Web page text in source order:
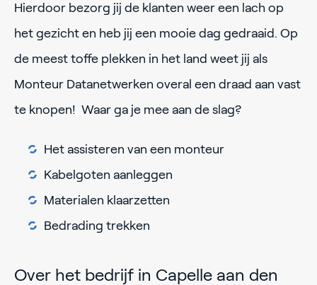
Hierdoor bezorg jij de klanten weer een lach op
het gezicht en heb jij een mooie dag gedraaid. Op
de meest toffe plekken in het land weet jij als
Monteur Datanetwerken overal een draad aan vast
te knopen! Waar ga je mee aan de slag?
Het assisteren van een monteur
Kabelgoten aanleggen
Materialen klaarzetten
Bedrading trekken
Over het bedrijf in Capelle aan den